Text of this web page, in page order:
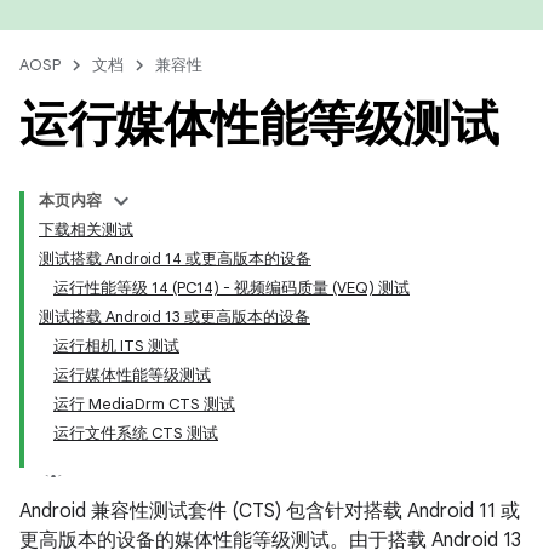
AOSP 文档 兼容性
运行媒体性能等级测试
本页内容
下载相关测试
测试搭载 Android 14 或更高版本的设备
运行性能等级 14 (PC14) - 视频编码质量 (VEQ) 测试
测试搭载 Android 13 或更高版本的设备
运行相机 ITS 测试
运行媒体性能等级测试
运行 MediaDrm CTS 测试
运行文件系统 CTS 测试
Android 兼容性测试套件 (CTS) 包含针对搭载 Android 11 或
更高版本的设备的媒体性能等级测试。由于搭载 Android 13